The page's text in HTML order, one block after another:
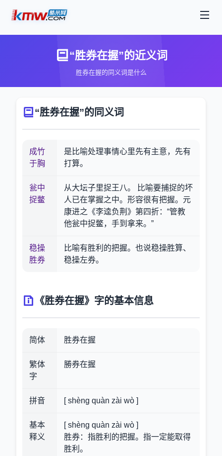
“胜券在握”的近义词
胜券在握的同义词是什么
“胜券在握”的同义词
成竹
于胸
是比喻处理事情心里先有主意，先有
打算。
瓮中
捉鳖
从大坛子里捉王八。 比喻要捕捉的坏
人已在掌握之中。形容很有把握。元
康进之《李逵负荆》第四折：“管教
他瓮中捉鳖，手到拿来。”
稳操
胜券
比喻有胜利的把握。也说稳操胜算、
稳操左券。
《胜券在握》字的基本信息
简体 胜券在握
繁体
字
勝券在握
拼音 [ shèng quàn zài wò ]
基本
释义
[ shèng quàn zài wò ]
胜券：指胜利的把握。指一定能取得
胜利。